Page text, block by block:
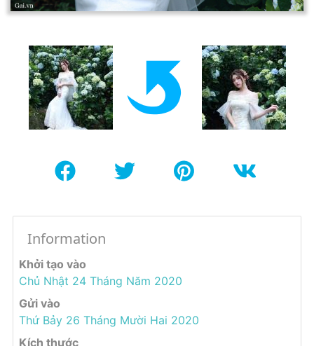
Information
Khởi tạo vào
Chủ Nhật 24 Tháng Năm 2020
Gửi vào
Thứ Bảy 26 Tháng Mười Hai 2020
Kích thước